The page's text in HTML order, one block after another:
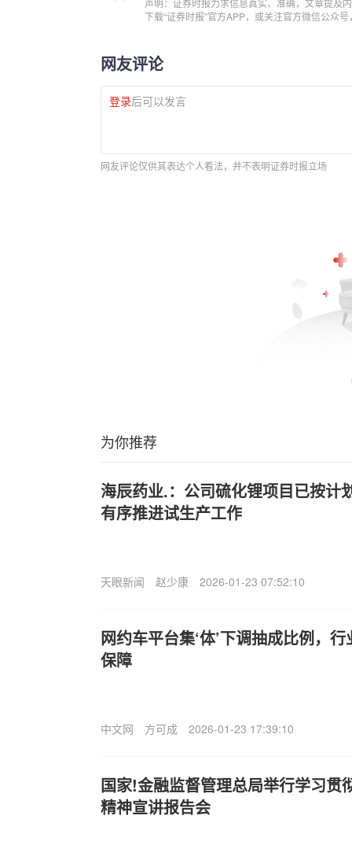
声明：证券时报力求信息真实、准确，文章提及
下载“证券时报”官方APP，或关注官方微信公众
网友评论
登录后可以发言
网友评论仅供其表达个人看法，并不表明证券时报立场
为你推荐
海辰药业.：公司硫化锂项目已按计
有序推进试生产工作
天眼新闻 赵少康 2026-01-23 07:52:10
网约车平台集‘体’下调抽成比例，
保障
中文网 方可成 2026-01-23 17:39:10
国家!金融监督管理总局举行学习贯
精神宣讲报告会